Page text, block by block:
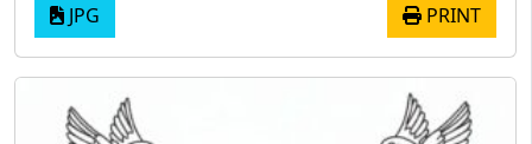
JPG PRINT